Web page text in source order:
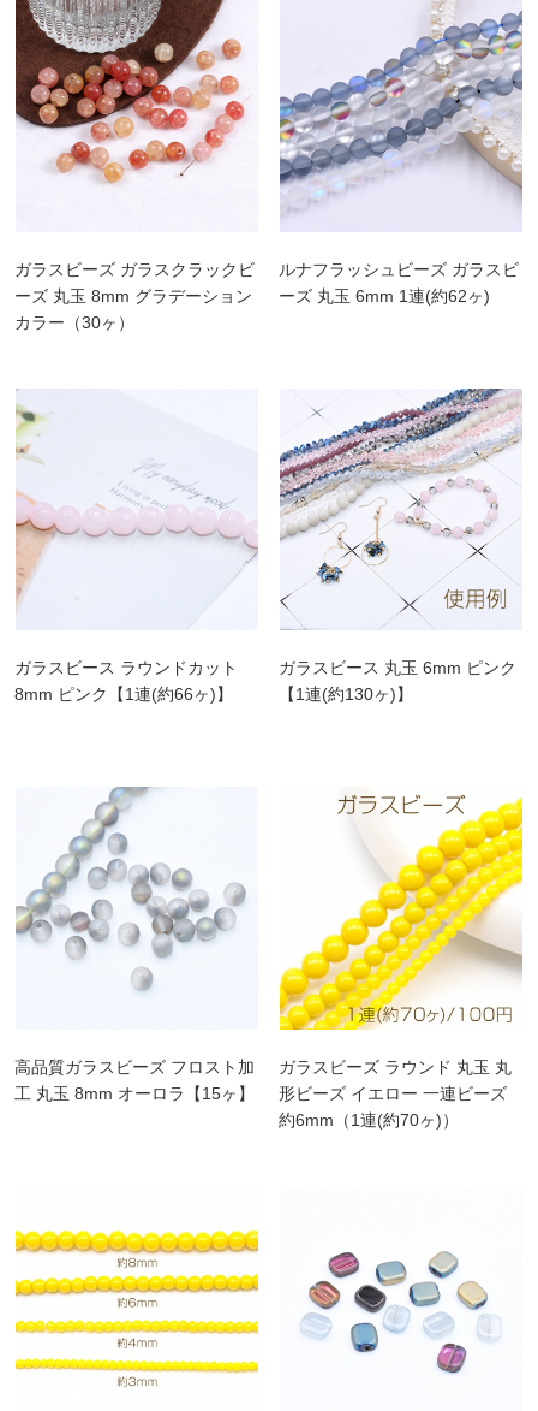
ガラスビーズ ガラスクラックビ
ーズ 丸玉 8mm グラデーション
カラー（30ヶ）
ルナフラッシュビーズ ガラスビ
ーズ 丸玉 6mm 1連(約62ヶ)
ガラスビース ラウンドカット
8mm ピンク【1連(約66ヶ)】
ガラスビース 丸玉 6mm ピンク
【1連(約130ヶ)】
高品質ガラスビーズ フロスト加
工 丸玉 8mm オーロラ【15ヶ】
ガラスビーズ ラウンド 丸玉 丸
形ビーズ イエロー 一連ビーズ
約6mm（1連(約70ヶ)）